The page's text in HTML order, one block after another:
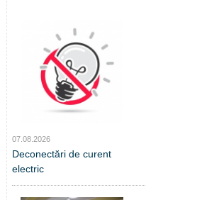
07.08.2026
Deconectări de curent
electric